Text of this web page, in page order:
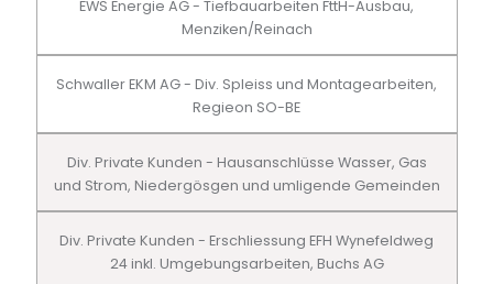
EWS Energie AG - Tiefbauarbeiten FttH-Ausbau,
Menziken/Reinach
Schwaller EKM AG - Div. Spleiss und Montagearbeiten,
Regieon SO-BE
Div. Private Kunden - Hausanschlüsse Wasser, Gas
und Strom, Niedergösgen und umligende Gemeinden
Div. Private Kunden - Erschliessung EFH Wynefeldweg
24 inkl. Umgebungsarbeiten, Buchs AG